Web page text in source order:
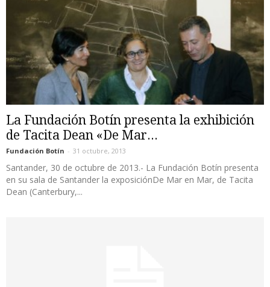
La Fundación Botín presenta la exhibición
de Tacita Dean «De Mar...
Fundación Botín - 31 octubre, 2013
Santander, 30 de octubre de 2013.- La Fundación Botín presenta
en su sala de Santander la exposiciónDe Mar en Mar, de Tacita
Dean (Canterbury,...